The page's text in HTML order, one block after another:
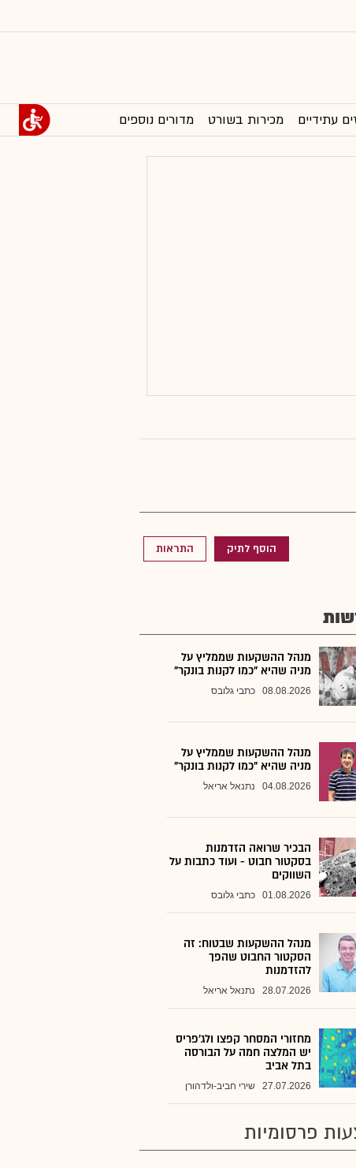
עתידיים מכירות בשורט מדורים נוספים
הוסף לתיק התראות
מנהל ההשקעות שממליץ על
מניה שהיא "כמו לקנות בונקר"
08.08.2026 כתבי גלובס
מנהל ההשקעות שממליץ על
מניה שהיא "כמו לקנות בונקר"
04.08.2026 נתנאל אריאל
הבכיר שרואה הזדמנות
בסקטור חבוט - ועוד כתבות על
השווקים
01.08.2026 כתבי גלובס
מנהל ההשקעות שבטוח: זה
הסקטור החבוט שהפך
להזדמנות
28.07.2026 נתנאל אריאל
מחזורי המסחר קפצו ולג'פריס
יש המלצה חמה על הבורסה
בתל אביב
27.07.2026 שירי חביב-ולדהורן
פרסומיות